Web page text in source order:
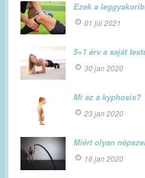
Ezek a
01 júl 2021
5+1 érv a saját
30 jan 2020
Mi az a kyphosis?
23 jan 2020
Miért olyan
16 jan 2020